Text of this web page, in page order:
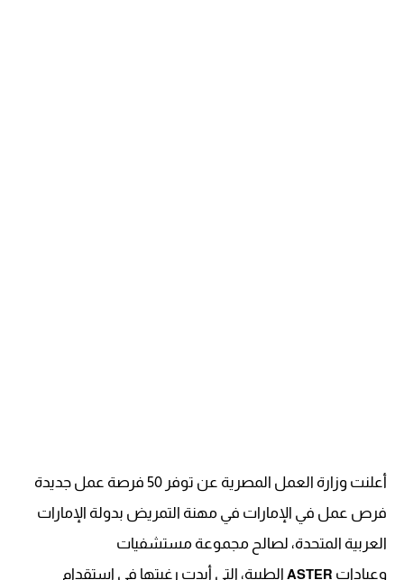
أعلنت وزارة العمل المصرية عن توفر 50 فرصة عمل جديدة
فرص عمل في الإمارات في مهنة التمريض بدولة الإمارات
العربية المتحدة، لصالح مجموعة مستشفيات
وعيادات ASTERالطبية، التي أبدت رغبتها في استقدام